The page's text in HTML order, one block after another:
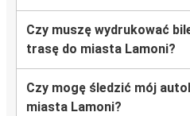
Czy muszę wydrukować
trasę do miasta Lamoni?
Czy mogę śledzić mój
miasta Lamoni?